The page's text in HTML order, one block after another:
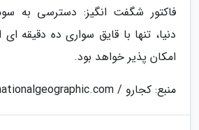
فاکتور شگفت انگیز: دسترسی به
دنیا، تنها با قایق سواری ده دقیقه
امکان پذیر خواهد بود.
منبع: کجارو / nationalgeographic.com